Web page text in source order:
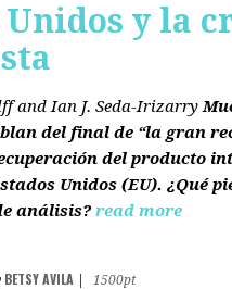
Unidos y la
and Ian J. Seda-Irizarry
del final de “la gran
del producto
Unidos(EU). ¿Qué
análisis? read more
BETSY AVILA
1500pt